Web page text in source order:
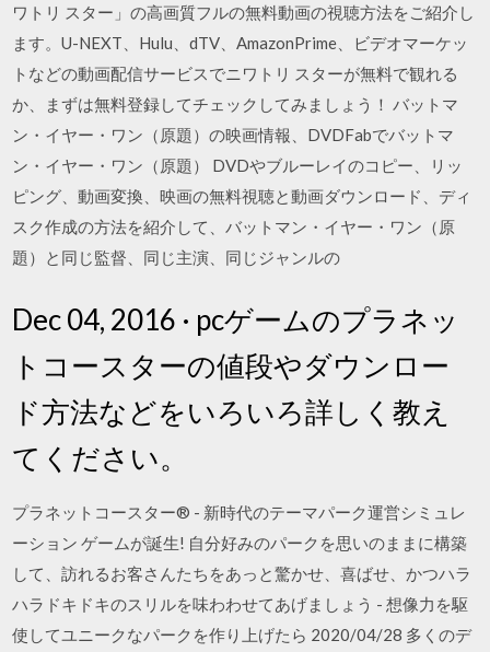
ワトリ スター」の高画質フルの無料動画の視聴方法をご紹介し
ます。U-NEXT、Hulu、dTV、AmazonPrime、ビデオマーケッ
トなどの動画配信サービスでニワトリ スターが無料で観れる
か、まずは無料登録してチェックしてみましょう！ バットマ
ン・イヤー・ワン（原題）の映画情報、DVDFabでバットマ
ン・イヤー・ワン（原題） DVDやブルーレイのコピー、リッ
ピング、動画変換、映画の無料視聴と動画ダウンロード、ディ
スク作成の方法を紹介して、バットマン・イヤー・ワン（原
題）と同じ監督、同じ主演、同じジャンルの
Dec 04, 2016 · pcゲームのプラネッ
トコースターの値段やダウンロー
ド方法などをいろいろ詳しく教え
てください。
プラネットコースター® - 新時代のテーマパーク運営シミュレ
ーション ゲームが誕生! 自分好みのパークを思いのままに構築
して、訪れるお客さんたちをあっと驚かせ、喜ばせ、かつハラ
ハラドキドキのスリルを味わわせてあげましょう - 想像力を駆
使してユニークなパークを作り上げたら 2020/04/28 多くのデ